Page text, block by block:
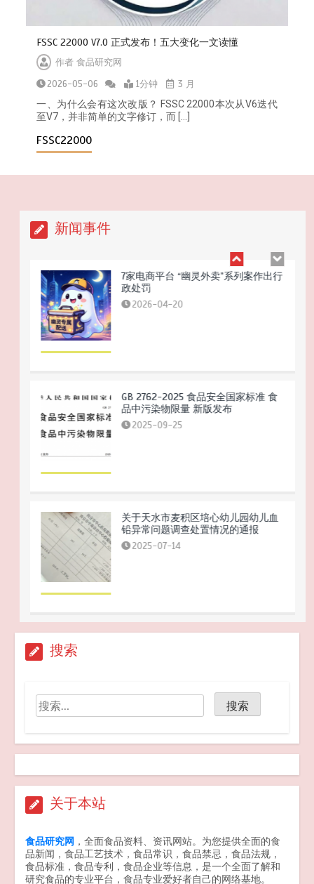
FSSC 22000 V7.0 正式发布！五大变化一文读懂
作者食品研究网
2026-05-06
1分钟
3 月
一、为什么会有这次改版？ FSSC 22000本次从V6迭代
至V7，并非简单的文字修订，而 […]
FSSC22000
新闻事件
关于天水市麦积区培心幼儿园幼儿血
铅异常问题调查处置情况的通报
7家电商平台 “幽灵外卖”系列案作出行
政处罚
2026-04-20
GB 2762-2025 食品安全国家标准 食
品中污染物限量 新版发布
2025-09-25
关于天水市麦积区培心幼儿园幼儿血
铅异常问题调查处置情况的通报
2025-07-14
2026-04-20
GB 2762-2025 食品安全国家标准 食
搜索
关于本站
食品研究网 ，全面食品资料、资讯网站。为您提供全面的食
品新闻，食品工艺技术，食品常识，食品禁忌，食品法规，
食品标准，食品专利，食品企业等信息，是一个全面了解和
研究食品的专业平台，食品专业爱好者自己的网络基地。